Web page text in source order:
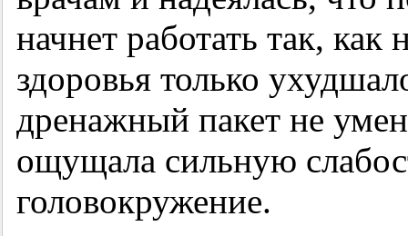
начнет работать так,
здоровья только
дренажный пакет не
ощущала сильную
головокружение.